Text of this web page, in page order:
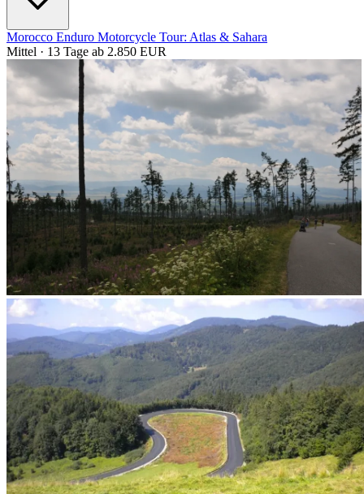
Morocco Enduro Motorcycle Tour: Atlas & Sahara
Mittel · 13 Tage ab 2.850 EUR